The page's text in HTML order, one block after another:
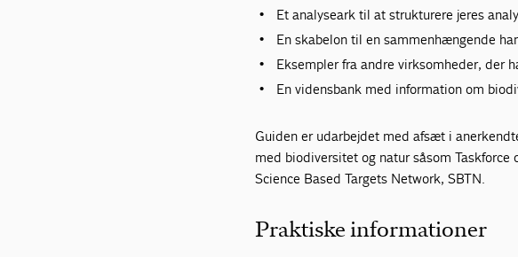
Et analyseark til at strukturere jeres
En skabelon til en sammenhængende
Eksempler fra andre virksomheder, der
En vidensbank med information om
Guiden er udarbejdet med afsæt i
med biodiversitet og natur såsom
Science Based Targets Network, SBTN.
Praktiske informationer